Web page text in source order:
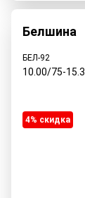
Белшина
БЕЛ-92
10.00/75-15.3
4% cкидка